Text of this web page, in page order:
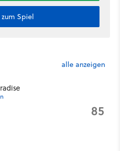
Spiel
alle anzeigen
85